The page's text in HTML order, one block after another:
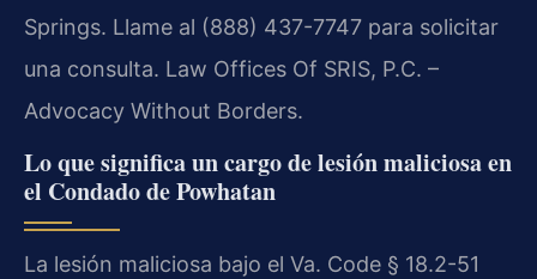
Springs. Llame al (888) 437-7747 para solicitar
una consulta. Law Offices Of SRIS, P.C. –
Advocacy Without Borders.
Lo que significa un cargo de lesión maliciosa en
el Condado de Powhatan
La lesión maliciosa bajo el Va. Code § 18.2-51